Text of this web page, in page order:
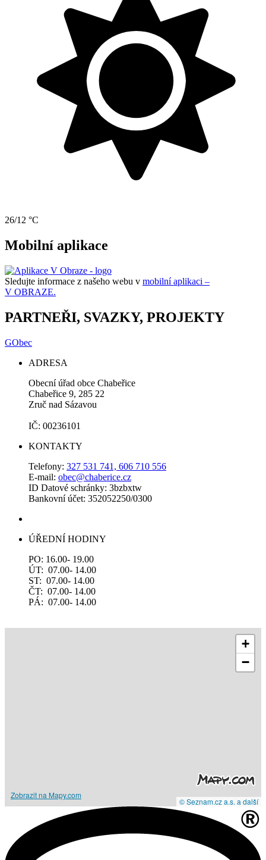
26/12 °C
Mobilní aplikace
Sledujte informace z našeho webu v mobilní aplikaci –
V OBRAZE.
PARTNEŘI, SVAZKY, PROJEKTY
GObec
ADRESA
Obecní úřad obce Chabeřice
Chabeřice 9, 285 22
Zruč nad Sázavou
IČ: 00236101
KONTAKTY
Telefony: 327 531 741, 606 710 556
E-mail: obec@chaberice.cz
ID Datové schránky: 3bzbxtw
Bankovní účet: 352052250/0300
ÚŘEDNÍ HODINY
PO: 16.00- 19.00
ÚT: 07.00- 14.00
ST: 07.00- 14.00
ČT: 07.00- 14.00
PÁ: 07.00- 14.00
+
−
Zobrazit na Mapy.com
© Seznam.cz a.s. a další